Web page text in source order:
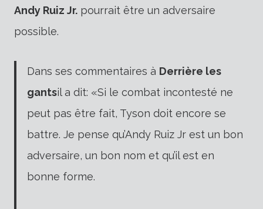
Andy Ruiz Jr. pourrait être un adversaire
possible.
Dans ses commentaires à Derrière les
gantsil a dit: «Si le combat incontesté ne
peut pas être fait, Tyson doit encore se
battre. Je pense qu’Andy Ruiz Jr est un bon
adversaire, un bon nom et qu’il est en
bonne forme.